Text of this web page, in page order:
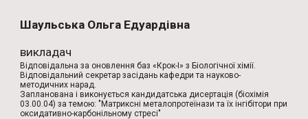
Шаульська Ольга Едуардівна
викладач
Відповідальна за оновлення баз «Крок-І» з Біологічної хімії.
Відповідальний секретар засідань кафедри та науково-
методичних нарад.
Запланована і виконується кандидатська дисертація (біохімія
03.00.04) за темою: "Матриксні металопротеїнази та їх інгібітори при
оксидативно-карбонільному стресі"